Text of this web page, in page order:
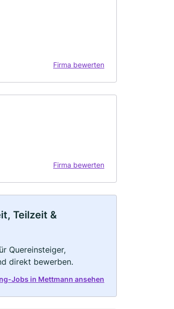
Firma bewerten
Firma bewerten
Teilzeit &
Quereinsteiger,
direkt bewerben.
Jobs in Mettmann ansehen